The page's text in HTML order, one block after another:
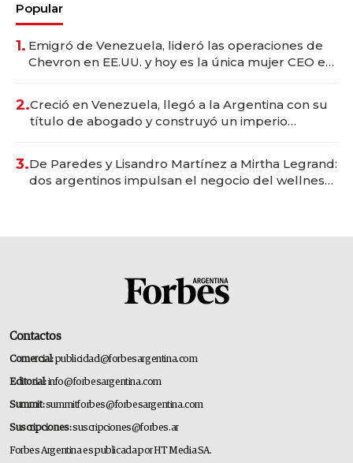
Popular
1. Emigró de Venezuela, lideró las operaciones de
Chevron en EE.UU. y hoy es la única mujer CEO en
2.Creció en Venezuela, llegó a la Argentina con su
título de abogado y construyó un imperio
3.De Paredes y Lisandro Martínez a Mirtha Legrand:
dos argentinos impulsan el negocio del wellness
Contactos
Comercial:publicidad@forbesargentina.com
Editorial:info@forbesargentina.com
Summit:summitforbes@forbesargentina.com
Suscripciones:suscripciones@forbes.ar
Forbes Argentina es publicada por HT Media SA.